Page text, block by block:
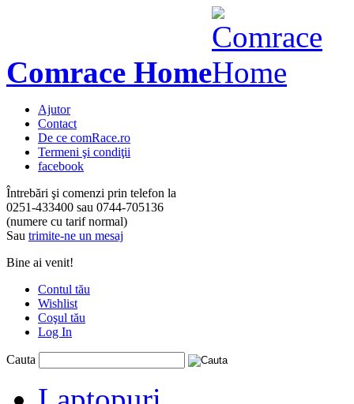
Comrace Home
Ajutor
Contact
De ce comRace.ro
Termeni şi condiţii
facebook
Întrebări şi comenzi prin telefon la
0251-433400 sau 0744-705136
(numere cu tarif normal)
Sau trimite-ne un mesaj
Bine ai venit!
Contul tău
Wishlist
Coşul tău
Log In
Cauta